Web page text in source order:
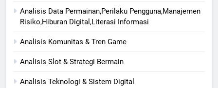
Analisis Data Permainan,Perilaku Pengguna,Manajemen
Risiko,Hiburan Digital,Literasi Informasi
Analisis Komunitas & Tren Game
Analisis Slot & Strategi Bermain
Analisis Teknologi & Sistem Digital